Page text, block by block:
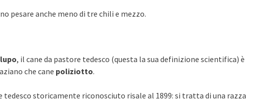
pesare anche meno di tre chili e mezzo.
lupo, il cane da pastore tedesco (questa la sua definizione scientifica) è
che cane poliziotto.
storicamente riconosciuto risale al 1899: si tratta di una razza